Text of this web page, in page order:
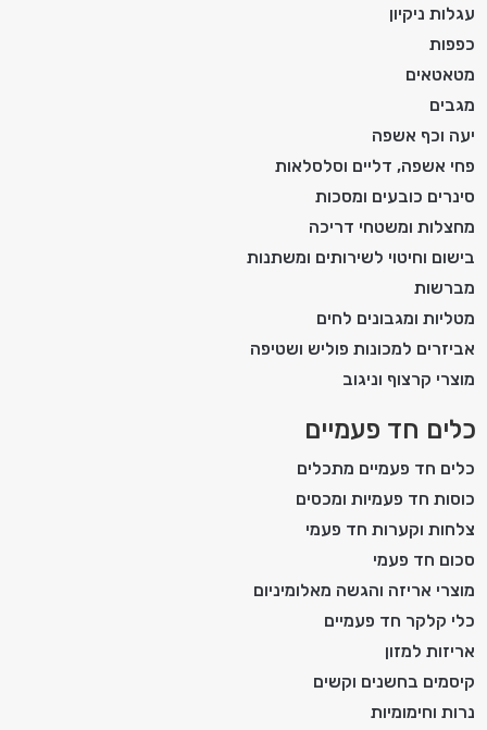
עגלות ניקיון
כפפות
מטאטאים
מגבים
יעה וכף אשפה
פחי אשפה, דליים וסלסלאות
סינרים כובעים ומסכות
מחצלות ומשטחי דריכה
בישום וחיטוי לשירותים ומשתנות
מברשות
מטליות ומגבונים לחים
אביזרים למכונות פוליש ושטיפה
מוצרי קרצוף וניגוב
כלים חד פעמיים
כלים חד פעמיים מתכלים
כוסות חד פעמיות ומכסים
צלחות וקערות חד פעמי
סכום חד פעמי
מוצרי אריזה והגשה מאלומיניום
כלי קלקר חד פעמיים
אריזות למזון
קיסמים בחשנים וקשים
נרות וחימומיות